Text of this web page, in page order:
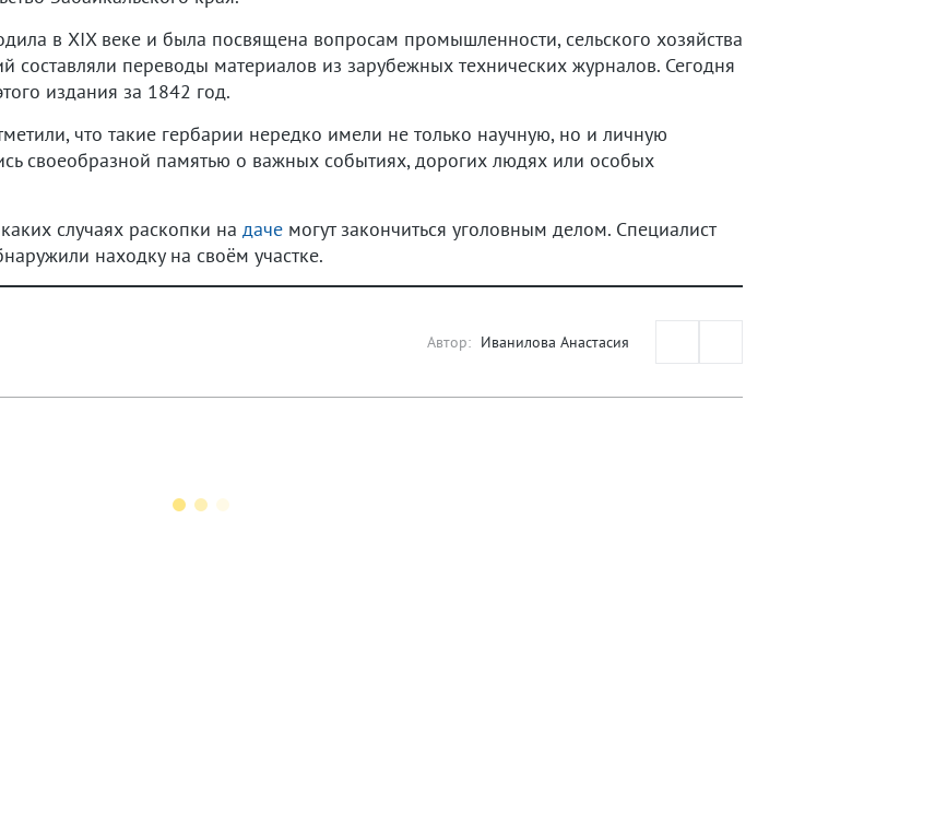
в XIX веке и была посвящена вопросам промышленности, сельского хозяйства
составляли переводы материалов из зарубежных технических журналов. Сегодня
издания за 1842 год.
что такие гербарии нередко имели не только научную, но и личную
своеобразной памятью о важных событиях, дорогих людях или особых
случаях раскопки на даче могут закончиться уголовным делом. Специалист
находку на своём участке.
Автор: Иванилова Анастасия